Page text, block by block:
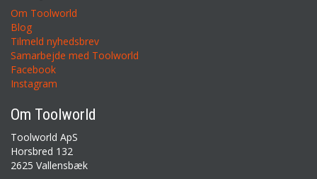
Om Toolworld
Blog
Tilmeld nyhedsbrev
Samarbejde med Toolworld
Facebook
Instagram
Om Toolworld
Toolworld ApS
Horsbred 132
2625 Vallensbæk